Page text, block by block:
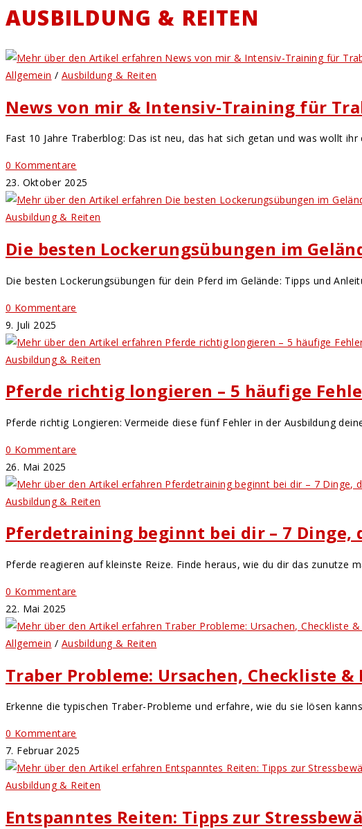
AUSBILDUNG & REITEN
Allgemein / Ausbildung & Reiten
News von mir & Intensiv-Training für
Fast 10 Jahre Traberblog: Das ist neu, das hat sich getan und was wollt
0 Kommentare
23. Oktober 2025
Ausbildung & Reiten
Die besten Lockerungsübungen im
Die besten Lockerungsübungen für dein Pferd im Gelände: Tipps und
0 Kommentare
9. Juli 2025
Ausbildung & Reiten
Pferde richtig longieren – 5 häufige
Pferde richtig Longieren: Vermeide diese fünf Fehler in der Ausbildung
0 Kommentare
26. Mai 2025
Ausbildung & Reiten
Pferdetraining beginnt bei dir – 7
Pferde reagieren auf kleinste Reize. Finde heraus, wie du dir das zunutze
0 Kommentare
22. Mai 2025
Allgemein / Ausbildung & Reiten
Traber Probleme: Ursachen, Checkliste &
Erkenne die typischen Traber-Probleme und erfahre, wie du sie lösen
0 Kommentare
7. Februar 2025
Ausbildung & Reiten
Entspanntes Reiten: Tipps zur